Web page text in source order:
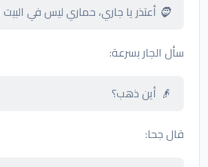
🧔 أعتذر يا جاري، حماري ليس في البيت
سأل الجار بسرعة:
👴 أين ذهب؟
قال جحا: